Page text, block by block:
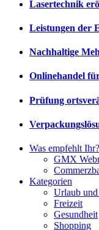
Lasertechnik
Leistungen der
Nachhaltige
Onlinehandel
Prüfung
Was empfehlt
GMX
Kategorien
Urlaub und
Freizeit
Gesundheit
Shopping